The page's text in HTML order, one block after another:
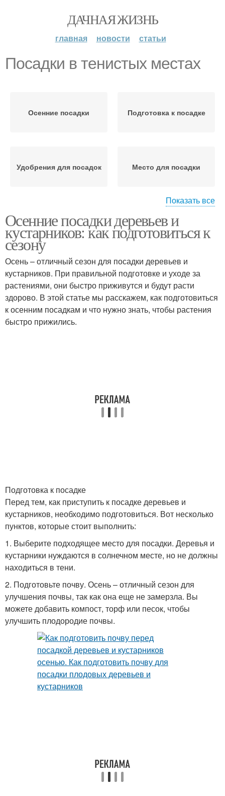
ДАЧНАЯ ЖИЗНЬ
главная новости статьи
Посадки в тенистых местах
Осенние посадки Подготовка к посадке
Удобрения для посадок Место для посадки
Ямы для посадки
Показать все
Осенние посадки деревьев и
кустарников: как подготовиться к
сезону
Осень – отличный сезон для посадки деревьев и
кустарников. При правильной подготовке и уходе за
растениями, они быстро приживутся и будут расти
здорово. В этой статье мы расскажем, как подготовиться
к осенним посадкам и что нужно знать, чтобы растения
быстро прижились.
Подготовка к посадке
Перед тем, как приступить к посадке деревьев и
кустарников, необходимо подготовиться. Вот несколько
пунктов, которые стоит выполнить:
1. Выберите подходящее место для посадки. Деревья и
кустарники нуждаются в солнечном месте, но не должны
находиться в тени.
2. Подготовьте почву. Осень – отличный сезон для
улучшения почвы, так как она еще не замерзла. Вы
можете добавить компост, торф или песок, чтобы
улучшить плодородие почвы.